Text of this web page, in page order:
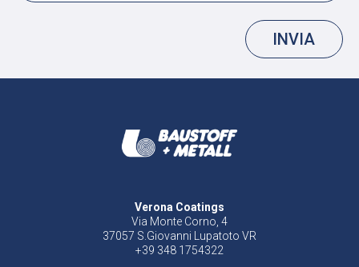
INVIA
Verona Coatings
Via Monte Corno, 4
37057 S.Giovanni Lupatoto VR
+39 348 1754322